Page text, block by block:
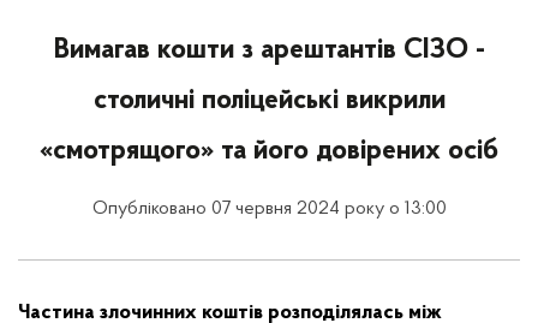
Вимагав кошти з арештантів СІЗО -
столичні поліцейські викрили
«смотрящого» та його довірених осіб
Опубліковано 07 червня 2024 року о 13:00
Частина злочинних коштів розподілялась між